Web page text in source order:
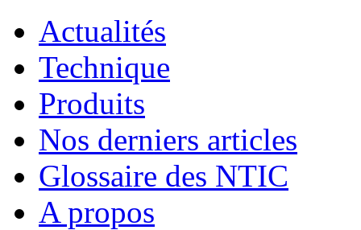
Actualités
Technique
Produits
Nos derniers articles
Glossaire des NTIC
A propos